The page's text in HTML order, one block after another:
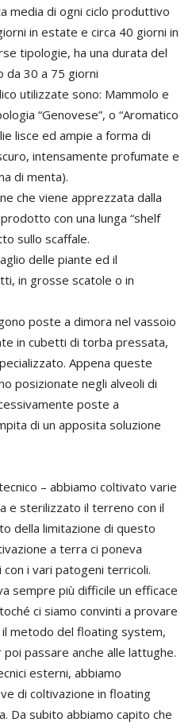
media di ogni ciclo produttivo
in estate e circa 40 giorni in
tipologie, ha una durata del
da 30 a 75 giorni
utilizzate sono: Mammolo e
“Genovese”, o “Aromatico
lisce ed ampie a forma di
intensamente profumate e
di menta).
che viene apprezzata dalla
con una lunga “shelf
sullo scaffale.
delle piante ed il
in grosse scatole o in
poste a dimora nel vassoio
in cubetti di torba pressata,
Appena queste
posizionate negli alveoli di
poste a
di un apposita soluzione
– abbiamo coltivato varie
e sterilizzato il terreno con il
della limitazione di questo
a terra ci poneva
i vari patogeni terricoli.
sempre più difficile un efficace
ci siamo convinti a provare
il metodo del floating system,
passare anche alle lattughe.
esterni, abbiamo
di coltivazione in floating
Da subito abbiamo capito che